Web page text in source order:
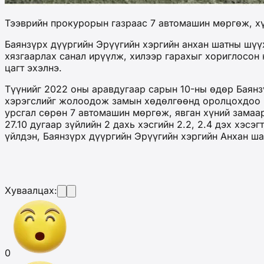
Тээврийн прокурорын газраас 7 автомашин мөргөж,
Баянзүрх дүүргийн Эрүүгийн хэргийн анхан шатны
хязгаарлах санал ирүүлж, хилээр гарахыг
цагт эхэлнэ.
Түүнийг 2022 оны аравдугаар сарын 10-ны өдөр
хэрэгслийг жолоодож замын хөдөлгөөнд оролцохдоо
урсгал сөрөн 7 автомашин мөргөж, явган хүний
27.10 дугаар зүйлийн 2 дахь хэсгийн 2.2, 2.4 дэх
үйлдэн, Баянзүрх дүүргийн Эрүүгийн хэргийн Анхан
Хуваалцах:
0